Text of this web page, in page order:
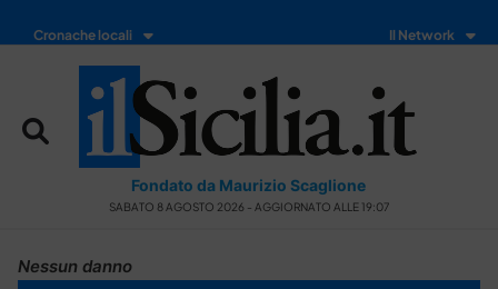
Cronache locali Il Network
Fondato da Maurizio Scaglione
SABATO 8 AGOSTO 2026 - AGGIORNATO ALLE 19:07
Nessun danno